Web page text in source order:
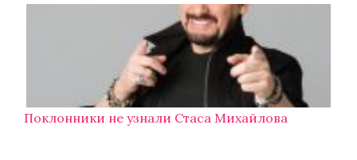
Поклонники не узнали Стаса Михайлова